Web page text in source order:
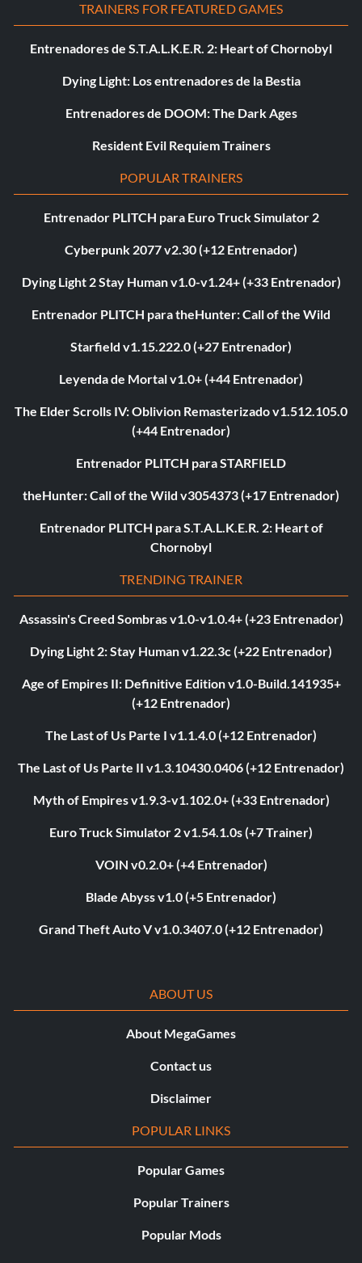
TRAINERS FOR FEATURED GAMES
Entrenadores de S.T.A.L.K.E.R. 2: Heart of Chornobyl
Dying Light: Los entrenadores de la Bestia
Entrenadores de DOOM: The Dark Ages
Resident Evil Requiem Trainers
POPULAR TRAINERS
Entrenador PLITCH para Euro Truck Simulator 2
Cyberpunk 2077 v2.30 (+12 Entrenador)
Dying Light 2 Stay Human v1.0-v1.24+ (+33 Entrenador)
Entrenador PLITCH para theHunter: Call of the Wild
Starfield v1.15.222.0 (+27 Entrenador)
Leyenda de Mortal v1.0+ (+44 Entrenador)
The Elder Scrolls IV: Oblivion Remasterizado v1.512.105.0
(+44 Entrenador)
Entrenador PLITCH para STARFIELD
theHunter: Call of the Wild v3054373 (+17 Entrenador)
Entrenador PLITCH para S.T.A.L.K.E.R. 2: Heart of
Chornobyl
TRENDING TRAINER
Assassin's Creed Sombras v1.0-v1.0.4+ (+23 Entrenador)
Dying Light 2: Stay Human v1.22.3c (+22 Entrenador)
Age of Empires II: Definitive Edition v1.0-Build.141935+
(+12 Entrenador)
The Last of Us Parte I v1.1.4.0 (+12 Entrenador)
The Last of Us Parte II v1.3.10430.0406 (+12 Entrenador)
Myth of Empires v1.9.3-v1.102.0+ (+33 Entrenador)
Euro Truck Simulator 2 v1.54.1.0s (+7 Trainer)
VOIN v0.2.0+ (+4 Entrenador)
Blade Abyss v1.0 (+5 Entrenador)
Grand Theft Auto V v1.0.3407.0 (+12 Entrenador)
ABOUT US
About MegaGames
Contact us
Disclaimer
POPULAR LINKS
Popular Games
Popular Trainers
Popular Mods